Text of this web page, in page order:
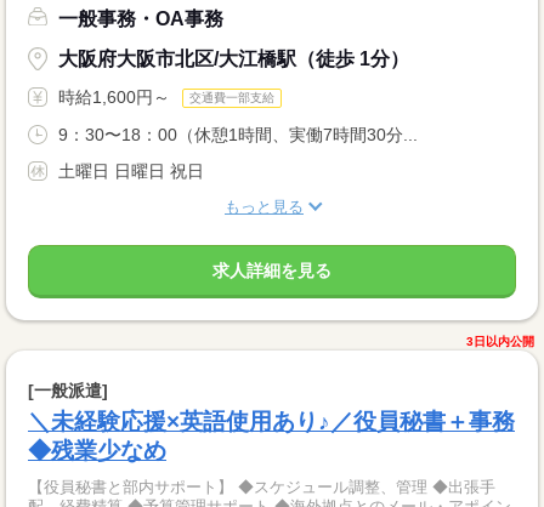
一般事務・OA事務
大阪府大阪市北区/大江橋駅（徒歩 1分）
時給1,600円～ 交通費一部支給
9：30〜18：00（休憩1時間、実働7時間30分...
土曜日 日曜日 祝日
もっと見る
求人詳細を見る
3日以内公開
[一般派遣]
＼未経験応援×英語使用あり♪／役員秘書＋事務
◆残業少なめ
【役員秘書と部内サポート】 ◆スケジュール調整、管理 ◆出張手